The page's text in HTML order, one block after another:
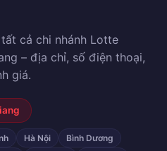
cả chi nhánh Lotte
– địa chỉ, số điện thoại,
giá.
Hà Nội
Bình Dương